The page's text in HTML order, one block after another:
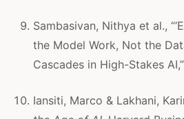
Sambasivan, Nithya et al.,
the Model Work, Not the
Cascades in High-Stakes AI,”
Iansiti, Marco & Lakhani,